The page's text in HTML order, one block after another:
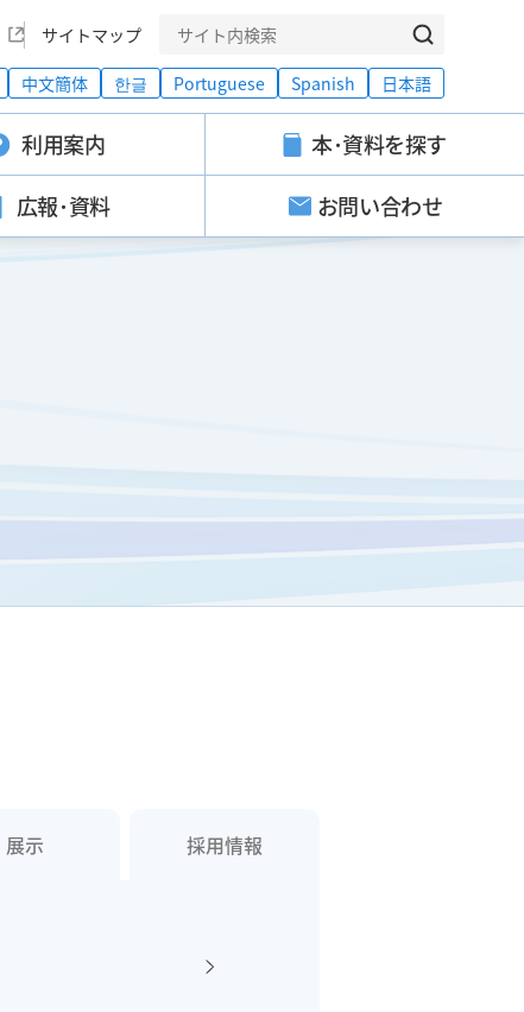
サイトマップ
中文簡体 한글 Portuguese Spanish 日本語
利用案内
本･資料を探す
広報･資料 お問い合わせ
展示 採用情報